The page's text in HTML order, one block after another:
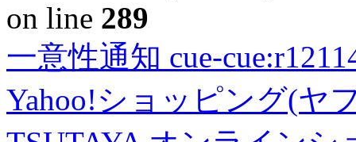
on line 289
一意性通知 cue-
Yahoo!ショッピング(ヤ